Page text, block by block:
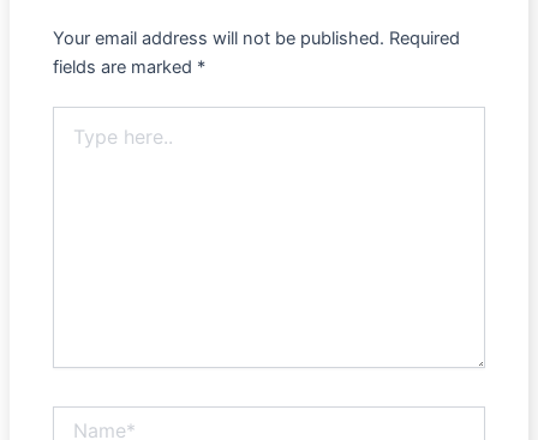
Your email address will not be published. Required
fields are marked *
here..